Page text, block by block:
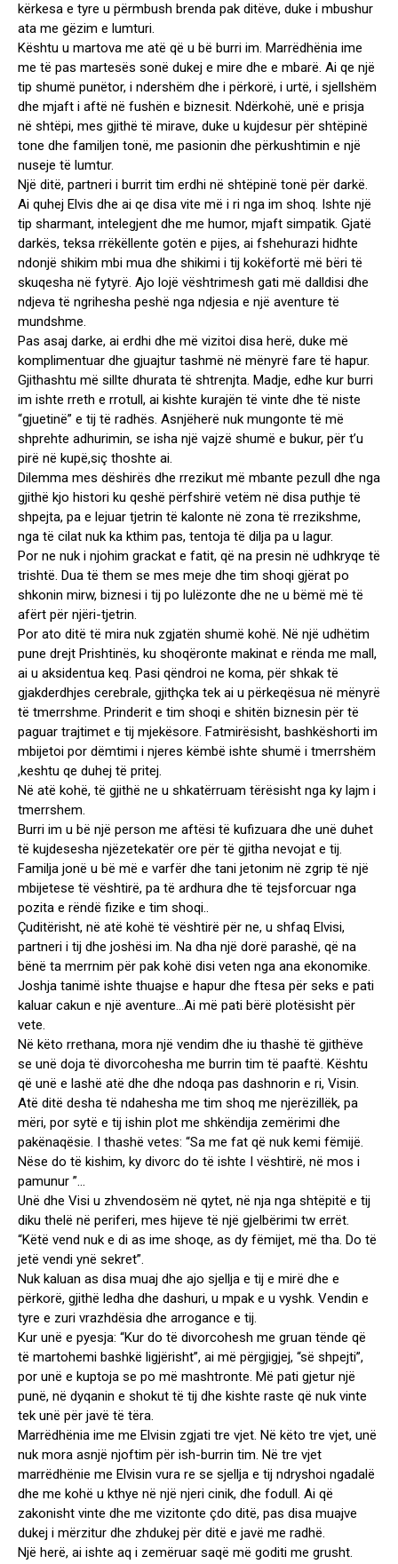
kërkesa e tyre u përmbush brenda pak ditëve, duke i mbushur
ata me gëzim e lumturi.
Kështu u martova me atë që u bë burri im. Marrëdhënia ime
me të pas martesës sonë dukej e mire dhe e mbarë. Ai qe një
tip shumë punëtor, i ndershëm dhe i përkorë, i urtë, i sjellshëm
dhe mjaft i aftë në fushën e biznesit. Ndërkohë, unë e prisja
në shtëpi, mes gjithë të mirave, duke u kujdesur për shtëpinë
tone dhe familjen tonë, me pasionin dhe përkushtimin e një
nuseje të lumtur.
Një ditë, partneri i burrit tim erdhi në shtëpinë tonë për darkë.
Ai quhej Elvis dhe ai qe disa vite më i ri nga im shoq. Ishte një
tip sharmant, intelegjent dhe me humor, mjaft simpatik. Gjatë
darkës, teksa rrëkëllente gotën e pijes, ai fshehurazi hidhte
ndonjë shikim mbi mua dhe shikimi i tij kokëfortë më bëri të
skuqesha në fytyrë. Ajo lojë vështrimesh gati më dalldisi dhe
ndjeva të ngrihesha peshë nga ndjesia e një aventure të
mundshme.
Pas asaj darke, ai erdhi dhe më vizitoi disa herë, duke më
komplimentuar dhe gjuajtur tashmë në mënyrë fare të hapur.
Gjithashtu më sillte dhurata të shtrenjta. Madje, edhe kur burri
im ishte rreth e rrotull, ai kishte kurajën të vinte dhe të niste
“gjuetinë” e tij të radhës. Asnjëherë nuk mungonte të më
shprehte adhurimin, se isha një vajzë shumë e bukur, për t’u
pirë në kupë,siç thoshte ai.
Dilemma mes dëshirës dhe rrezikut më mbante pezull dhe nga
gjithë kjo histori ku qeshë përfshirë vetëm në disa puthje të
shpejta, pa e lejuar tjetrin të kalonte në zona të rrezikshme,
nga të cilat nuk ka kthim pas, tentoja të dilja pa u lagur.
Por ne nuk i njohim grackat e fatit, që na presin në udhkryqe të
trishtë. Dua të them se mes meje dhe tim shoqi gjërat po
shkonin mirw, biznesi i tij po lulëzonte dhe ne u bëmë më të
afërt për njëri-tjetrin.
Por ato ditë të mira nuk zgjatën shumë kohë. Në një udhëtim
pune drejt Prishtinës, ku shoqëronte makinat e rënda me mall,
ai u aksidentua keq. Pasi qëndroi ne koma, për shkak të
gjakderdhjes cerebrale, gjithçka tek ai u përkeqësua në mënyrë
të tmerrshme. Prinderit e tim shoqi e shitën biznesin për të
paguar trajtimet e tij mjekësore. Fatmirësisht, bashkëshorti im
mbijetoi por dëmtimi i njeres këmbë ishte shumë i tmerrshëm
,keshtu qe duhej të pritej.
Në atë kohë, të gjithë ne u shkatërruam tërësisht nga ky lajm i
tmerrshem.
Burri im u bë një person me aftësi të kufizuara dhe unë duhet
të kujdesesha njëzetekatër ore për të gjitha nevojat e tij.
Familja jonë u bë më e varfër dhe tani jetonim në zgrip të një
mbijetese të vështirë, pa të ardhura dhe të tejsforcuar nga
pozita e rëndë fizike e tim shoqi..
Çuditërisht, në atë kohë të vështirë për ne, u shfaq Elvisi,
partneri i tij dhe joshësi im. Na dha një dorë parashë, që na
bënë ta merrnim për pak kohë disi veten nga ana ekonomike.
Joshja tanimë ishte thuajse e hapur dhe ftesa për seks e pati
kaluar cakun e një aventure…Ai më pati bërë plotësisht për
vete.
Në këto rrethana, mora një vendim dhe iu thashë të gjithëve
se unë doja të divorcohesha me burrin tim të paaftë. Kështu
që unë e lashë atë dhe dhe ndoqa pas dashnorin e ri, Visin.
Atë ditë desha të ndahesha me tim shoq me njerëzillëk, pa
mëri, por sytë e tij ishin plot me shkëndija zemërimi dhe
pakënaqësie. I thashë vetes: “Sa me fat që nuk kemi fëmijë.
Nëse do të kishim, ky divorc do të ishte I vështirë, në mos i
pamunur ”…
Unë dhe Visi u zhvendosëm në qytet, në nja nga shtëpitë e tij
diku thelë në periferi, mes hijeve të një gjelbërimi tw errët.
“Këtë vend nuk e di as ime shoqe, as dy fëmijet, më tha. Do të
jetë vendi ynë sekret”.
Nuk kaluan as disa muaj dhe ajo sjellja e tij e mirë dhe e
përkorë, gjithë ledha dhe dashuri, u mpak e u vyshk. Vendin e
tyre e zuri vrazhdësia dhe arrogance e tij.
Kur unë e pyesja: “Kur do të divorcohesh me gruan tënde që
të martohemi bashkë ligjërisht”, ai më përgjigjej, “së shpejti”,
por unë e kuptoja se po më mashtronte. Më pati gjetur një
punë, në dyqanin e shokut të tij dhe kishte raste që nuk vinte
tek unë për javë të tëra.
Marrëdhënia ime me Elvisin zgjati tre vjet. Në këto tre vjet, unë
nuk mora asnjë njoftim për ish-burrin tim. Në tre vjet
marrëdhënie me Elvisin vura re se sjellja e tij ndryshoi ngadalë
dhe me kohë u kthye në një njeri cinik, dhe fodull. Ai që
zakonisht vinte dhe me vizitonte çdo ditë, pas disa muajve
dukej i mërzitur dhe zhdukej për ditë e javë me radhë.
Një herë, ai ishte aq i zemëruar saqë më goditi me grusht.